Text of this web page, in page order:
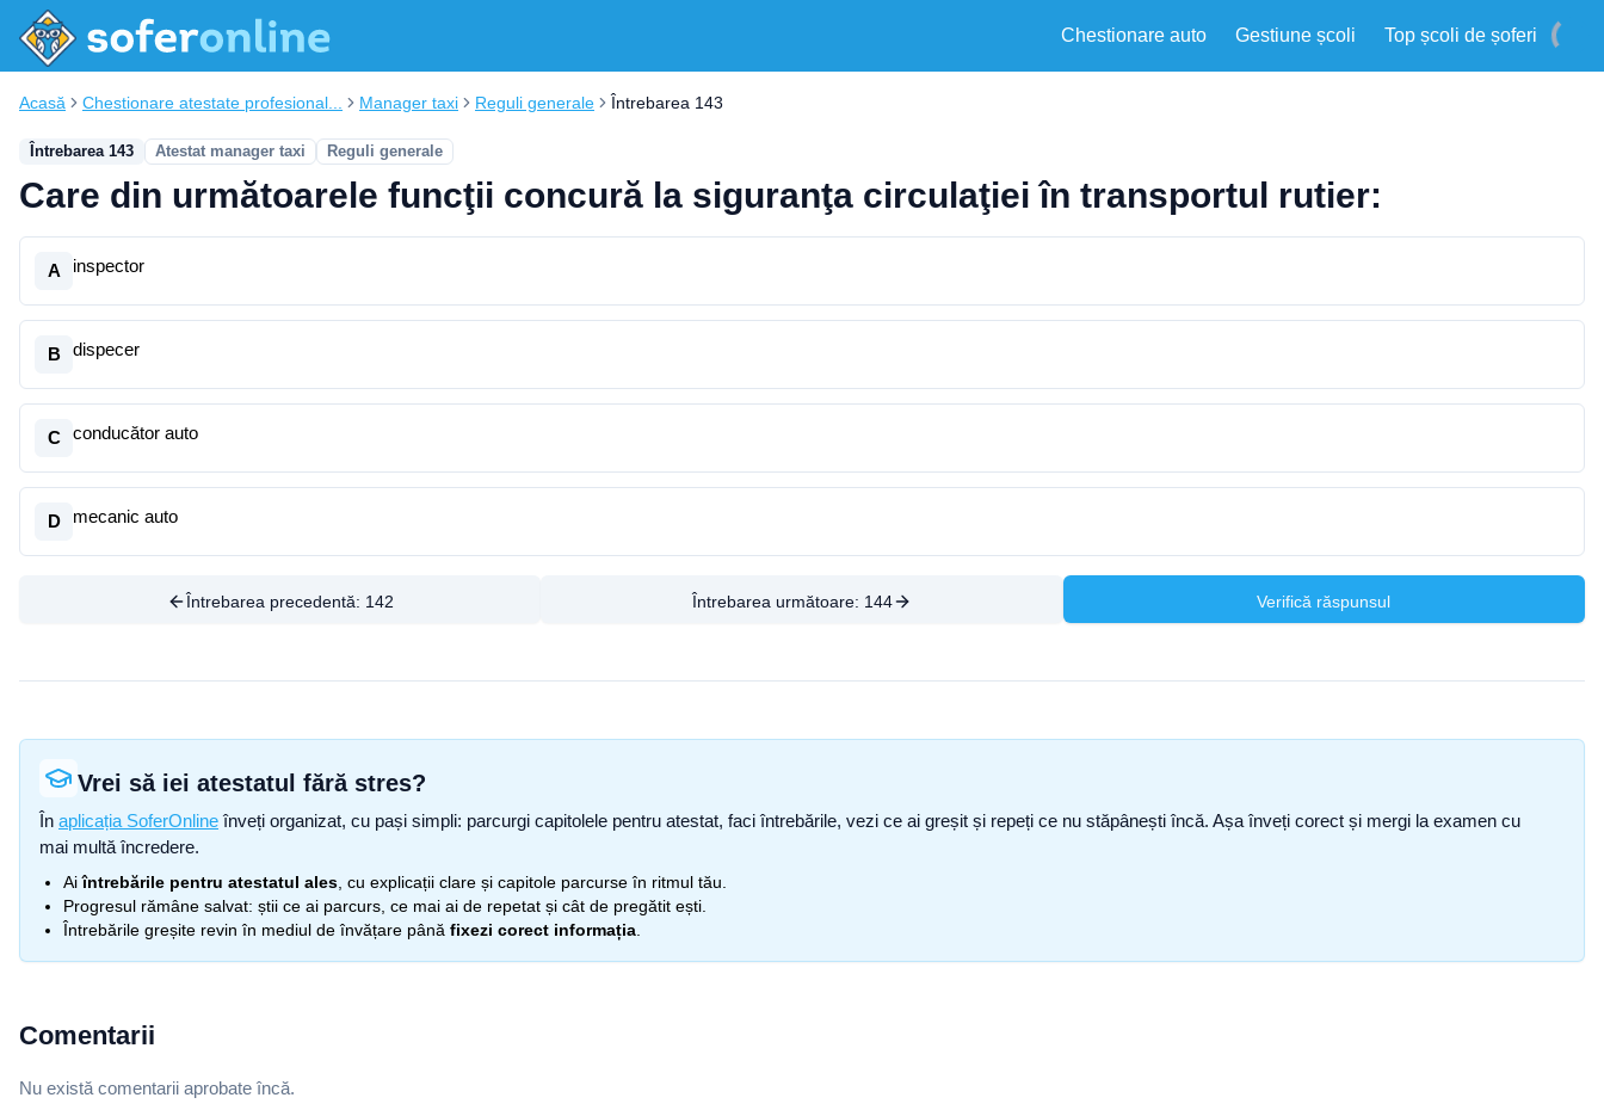
Chestionare auto Gestiune școli Top școli de șoferi
Acasă Chestionare atestate profesional... Manager taxi Reguli generale Întrebarea 143
Întrebarea 143 Atestat manager taxi Reguli generale
Care din următoarele funcţii concură la siguranţa circulaţiei în transportul rutier:
A inspector
B dispecer
C conducător auto
D mecanic auto
Întrebarea precedentă: 142 Întrebarea următoare: 144 Verifică răspunsul
Vrei să iei atestatul fără stres?
În aplicația SoferOnline înveți organizat, cu pași simpli: parcurgi capitolele pentru atestat, faci întrebările, vezi ce ai greșit și repeți ce nu stăpânești încă. Așa înveți corect și mergi la examen cu
mai multă încredere.
Aiîntrebările pentru atestatul ales , cu explicații clare și capitole parcurse în ritmul tău.
Progresul rămâne salvat: știi ce ai parcurs, ce mai ai de repetat și cât de pregătit ești.
Întrebările greșite revin în mediul de învățare până fixezi corect informația
Comentarii
Nu există comentarii aprobate încă.